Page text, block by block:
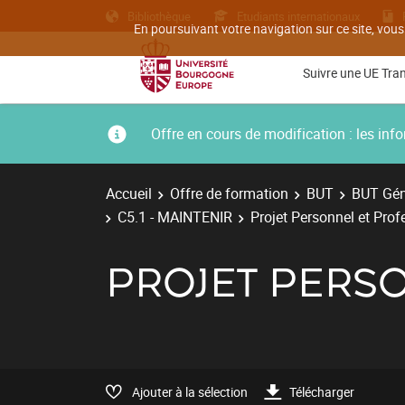
En poursuivant votre navigation sur ce site,
Bibliothèque Etudiants internationaux
Suivre une UE
Offre en cours de modification : les
Accueil Offre de formation BUT
BUT
C5.1 - MAINTENIR
Projet Personnel et
PROJET
Ajouter à la sélection Télécharger